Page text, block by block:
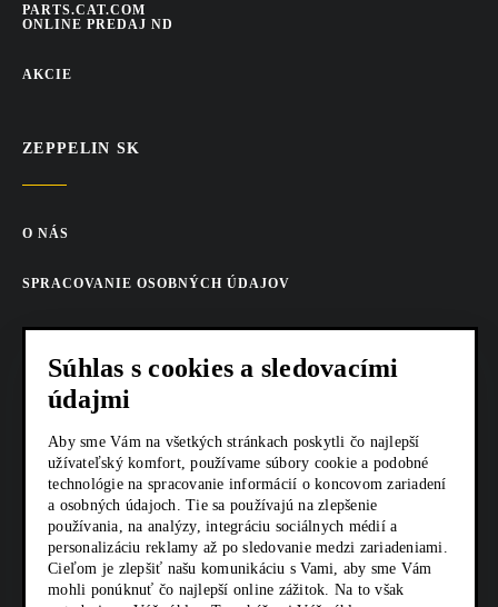
PARTS.CAT.COM
ONLINE PREDAJ ND
AKCIE
ZEPPELIN SK
O NÁS
SPRACOVANIE OSOBNÝCH ÚDAJOV
COOKIES
KARIÉRA
Z SHOP
KONTAKTY
Súhlas s cookies a sledovacími
údajmi
Aby sme Vám na všetkých stránkach poskytli čo najlepší
užívateľský komfort, používame súbory cookie a podobné
technológie na spracovanie informácií o koncovom zariadení
a osobných údajoch. Tie sa používajú na zlepšenie
používania, na analýzy, integráciu sociálnych médií a
personalizáciu reklamy až po sledovanie medzi zariadeniami.
Cieľom je zlepšiť našu komunikáciu s Vami, aby sme Vám
mohli ponúknuť čo najlepší online zážitok. Na to však